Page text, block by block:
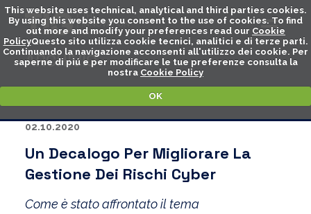
This website uses technical, analytical and third parties cookies.
By using this website you consent to the use of cookies. To find
out more and modify your preferences read our Cookie
PolicyQuesto sito utilizza cookie tecnici, analitici e di terze parti.
Continuando la navigazione acconsenti all'utilizzo dei cookie. Per
saperne di piú e per modificare le tue preferenze consulta la
nostra Cookie Policy
OK
ARCHIVIO
02.10.2020
Un Decalogo Per Migliorare La
Gestione Dei Rischi Cyber
Come è stato affrontato il tema